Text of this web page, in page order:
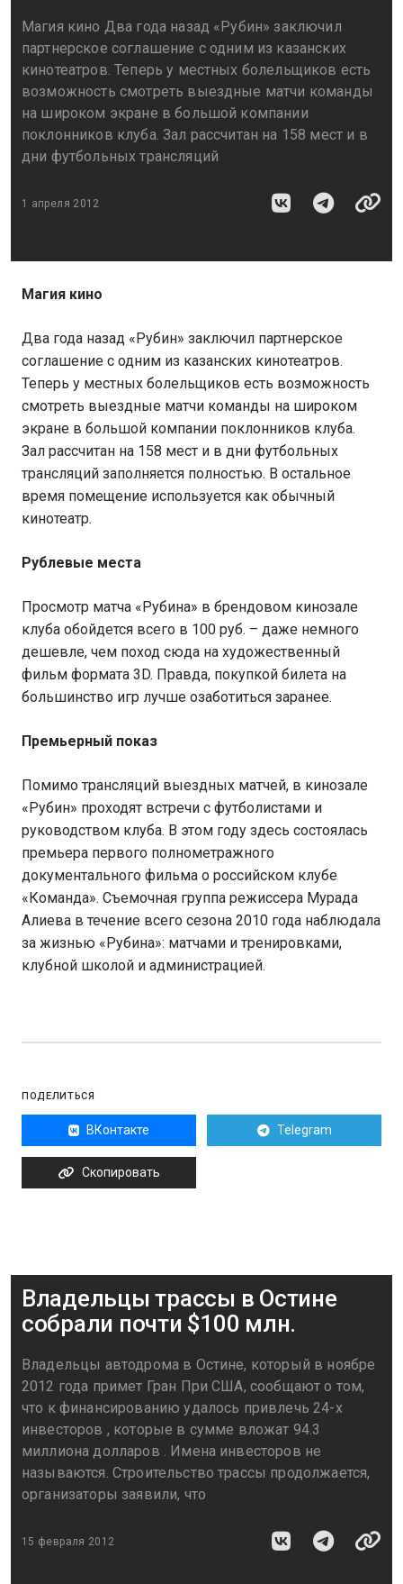
Магия кино Два года назад «Рубин» заключил
партнерское соглашение с одним из казанских
кинотеатров. Теперь у местных болельщиков есть
возможность смотреть выездные матчи команды
на широком экране в большой компании
поклонников клуба. Зал рассчитан на 158 мест и в
дни футбольных трансляций
1 апреля 2012
Магия кино
Два года назад «Рубин» заключил партнерское
соглашение с одним из казанских кинотеатров.
Теперь у местных болельщиков есть возможность
смотреть выездные матчи команды на широком
экране в большой компании поклонников клуба.
Зал рассчитан на 158 мест и в дни футбольных
трансляций заполняется полностью. В остальное
время помещение используется как обычный
кинотеатр.
Рублевые места
Просмотр матча «Рубина» в брендовом кинозале
клуба обойдется всего в 100 руб. – даже немного
дешевле, чем поход сюда на художественный
фильм формата 3D. Правда, покупкой билета на
большинство игр лучше озаботиться заранее.
Премьерный показ
Помимо трансляций выездных матчей, в кинозале
«Рубин» проходят встречи с футболистами и
руководством клуба. В этом году здесь состоялась
премьера первого полнометражного
документального фильма о российском клубе
«Команда». Съемочная группа режиссера Мурада
Алиева в течение всего сезона 2010 года наблюдала
за жизнью «Рубина»: матчами и тренировками,
клубной школой и администрацией.
ПОДЕЛИТЬСЯ
ВКонтакте Telegram
Скопировать
Владельцы трассы в Остине
собрали почти $100 млн.
Владельцы автодрома в Остине, который в ноябре
2012 года примет Гран При США, сообщают о том,
что к финансированию удалось привлечь 24-х
инвесторов , которые в сумме вложат 94.3
миллиона долларов . Имена инвесторов не
называются. Строительство трассы продолжается,
организаторы заявили, что
15 февраля 2012